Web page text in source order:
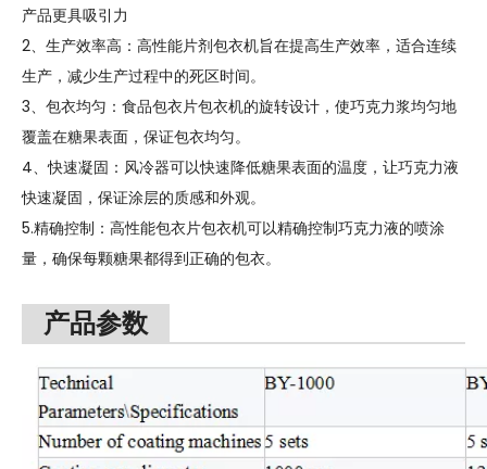
产品更具吸引力
2、生产效率高：高性能片剂包衣机旨在提高生产效率，适合连续
生产，减少生产过程中的死区时间。
3、包衣均匀：食品包衣片包衣机的旋转设计，使巧克力浆均匀地
覆盖在糖果表面，保证包衣均匀。
4、快速凝固：风冷器可以快速降低糖果表面的温度，让巧克力液
快速凝固，保证涂层的质感和外观。
5.精确控制：高性能包衣片包衣机可以精确控制巧克力液的喷涂
量，确保每颗糖果都得到正确的包衣。
产品参数